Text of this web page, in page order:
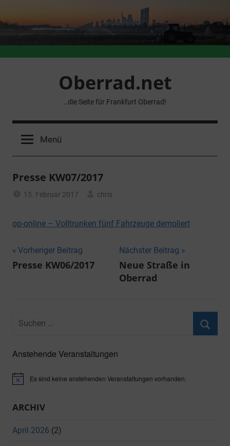
Inhalt
springen
Oberrad.net
..die Seite für Frankfurt Oberrad!
Menü
Presse KW07/2017
15. Februar 2017
chris
op-online – Volltrunken fünf Fahrzeuge demoliert
Beitragsnavigation
Vorheriger Beitrag
Presse KW06/2017
Nächster Beitrag
Neue Straße in
Oberrad
Suchen
Anstehende Veranstaltungen
HinweisEs sind keine anstehenden Veranstaltungen vorhanden.
ARCHIV
April 2026 (2)